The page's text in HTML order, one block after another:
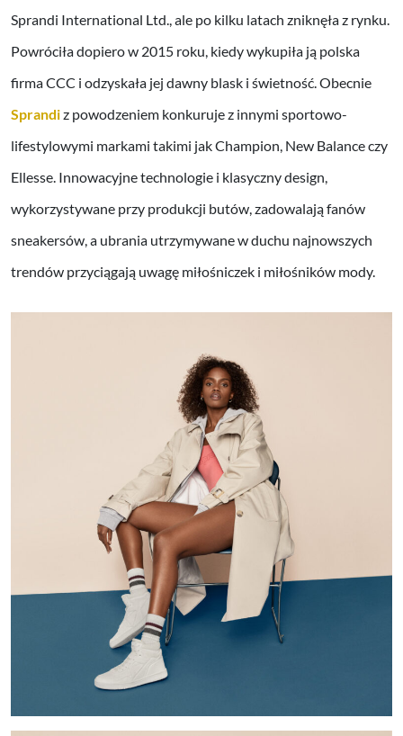
Sprandi International Ltd., ale po kilku latach zniknęła z rynku.
Powróciła dopiero w 2015 roku, kiedy wykupiła ją polska
firma CCC i odzyskała jej dawny blask i świetność. Obecnie
Sprandiz powodzeniem konkuruje z innymi sportowo-
lifestylowymi markami takimi jak Champion, New Balance czy
Ellesse. Innowacyjne technologie i klasyczny design,
wykorzystywane przy produkcji butów, zadowalają fanów
sneakersów, a ubrania utrzymywane w duchu najnowszych
trendów przyciągają uwagę miłośniczek i miłośników mody.